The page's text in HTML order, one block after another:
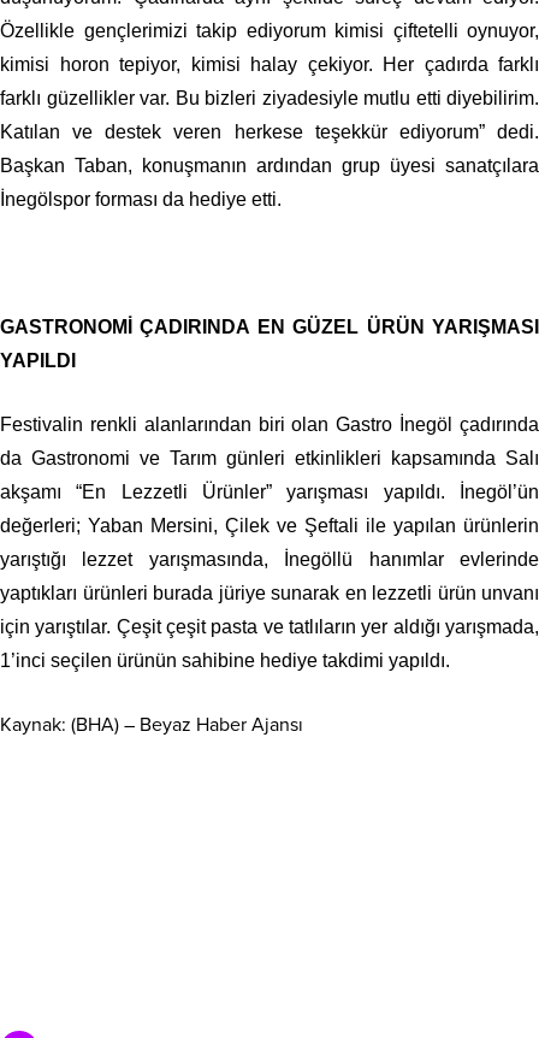
Özellikle gençlerimizi takip ediyorum kimisi çiftetelli oynuyor,
kimisi horon tepiyor, kimisi halay çekiyor. Her çadırda farklı
farklı güzellikler var. Bu bizleri ziyadesiyle mutlu etti diyebilirim.
Katılan ve destek veren herkese teşekkür ediyorum” dedi.
Başkan Taban, konuşmanın ardından grup üyesi sanatçılara
İnegölspor forması da hediye etti.
GASTRONOMİ ÇADIRINDA EN GÜZEL ÜRÜN YARIŞMASI
YAPILDI
Festivalin renkli alanlarından biri olan Gastro İnegöl çadırında
da Gastronomi ve Tarım günleri etkinlikleri kapsamında Salı
akşamı “En Lezzetli Ürünler” yarışması yapıldı. İnegöl’ün
değerleri; Yaban Mersini, Çilek ve Şeftali ile yapılan ürünlerin
yarıştığı lezzet yarışmasında, İnegöllü hanımlar evlerinde
yaptıkları ürünleri burada jüriye sunarak en lezzetli ürün unvanı
için yarıştılar. Çeşit çeşit pasta ve tatlıların yer aldığı yarışmada,
1’inci seçilen ürünün sahibine hediye takdimi yapıldı.
Kaynak: (BHA) – Beyaz Haber Ajansı